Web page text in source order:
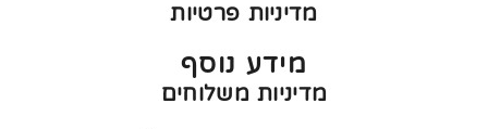
מדיניות פרטיות
מידע נוסף
מדיניות משלוחים